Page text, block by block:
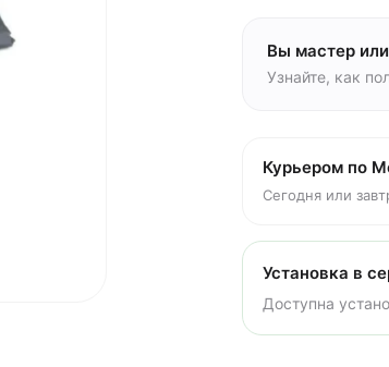
Вы мастер
Узнайте, как
Курьером по
Сегодня или
Установка в
Доступна